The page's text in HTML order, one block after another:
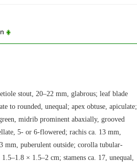
stout, 20–22 mm, glabrous; leaf blade
to rounded, unequal; apex obtuse, apiculate;
midrib prominent abaxially, grooved
5- or 6-flowered; rachis ca. 13 mm,
mm, puberulent outside; corolla tubular-
× 1.5–2 cm; stamens ca. 17, unequal,